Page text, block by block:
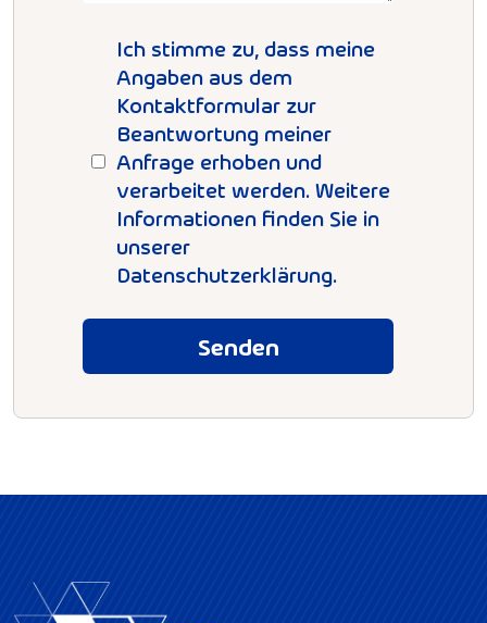
Ich stimme zu, dass meine
Angaben aus dem
Kontaktformular zur
Beantwortung meiner
Anfrage erhoben und
verarbeitet werden. Weitere
Informationen finden Sie in
unserer
Datenschutzerklärung.
Senden